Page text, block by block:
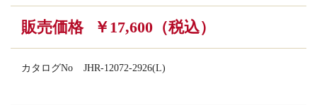
販売価格 ￥17,600（税込）
カタログNo JHR-12072-2926(L)